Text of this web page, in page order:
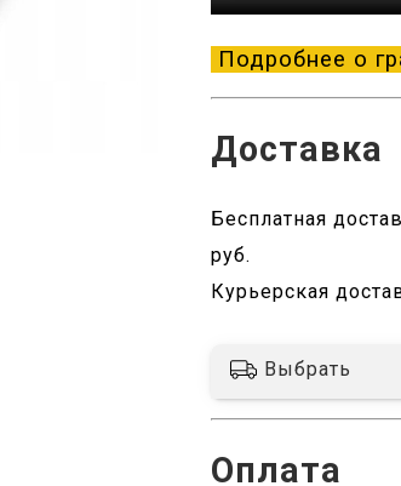
Подробнее о
Доставка
Бесплатная
руб.
Курьерская
Выбрать
Оплата